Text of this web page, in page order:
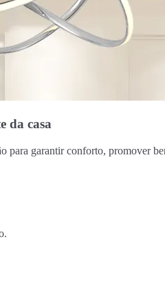
da casa
para garantir conforto, promover